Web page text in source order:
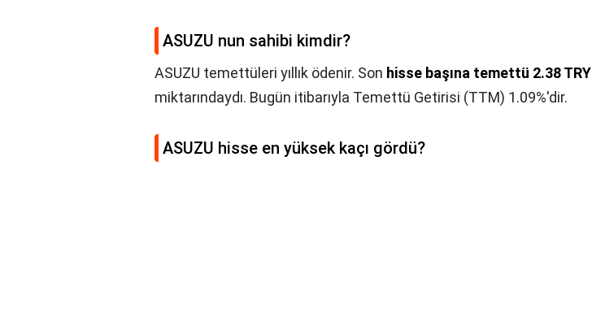
ASUZU nun sahibi kimdir?
ASUZU temettüleri yıllık ödenir. Son hisse başına temettü 2.38 TRY
miktarındaydı. Bugün itibarıyla Temettü Getirisi (TTM) 1.09%'dir.
ASUZU hisse en yüksek kaçı gördü?